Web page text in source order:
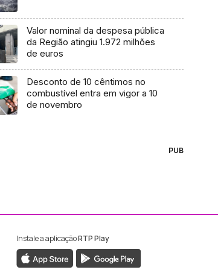
Valor nominal da despesa pública
da Região atingiu 1.972 milhões
de euros
Desconto de 10 cêntimos no
combustível entra em vigor a 10
de novembro
PUB
RTP Madeira
da RTP Madeira
Instale a aplicaçãoRTP Play